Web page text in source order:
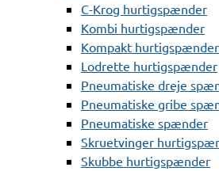
C-Krog hurtigspænder
Kombi hurtigspænder
Kompakt hurtigspænder
Lodrette hurtigspænder
Pneumatiske dreje
Pneumatiske gribe
Pneumatiske spænder
Skruetvinger
Skubbe hurtigspænder